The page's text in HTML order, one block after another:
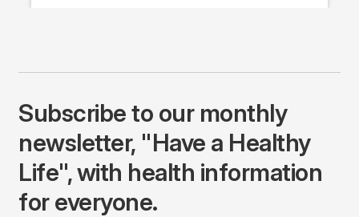
Subscribe to our monthly
newsletter, "Have a Healthy
Life", with health information
for everyone.